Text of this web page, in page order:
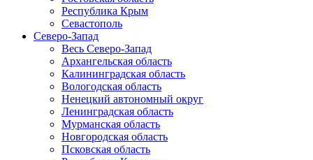
Республика Крым
Севастополь
Северо-Запад
Весь Северо-Запад
Архангельская область
Калининградская область
Вологодская область
Ненецкий автономный округ
Ленинградская область
Мурманская область
Новгородская область
Псковская область